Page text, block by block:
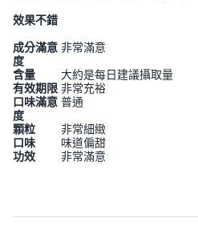
效果不錯
成分滿意
度
非常滿意
含量
大約是每日建議攝取量
有效期限 非常充裕
口味滿意
度
普通
顆粒
非常細緻
口味
味道偏甜
功效
非常滿意